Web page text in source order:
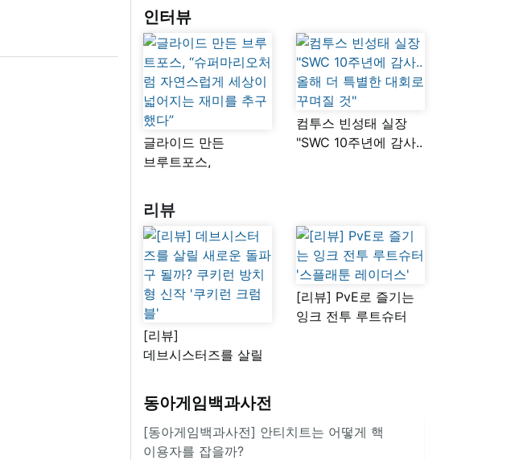
인터뷰
글라이드 만든
브루트포스,
자연스럽게 세상이
넓어지는 재미를
추구했다”
컴투스 빈성태 실장
"SWC 10주년에 감사..
리뷰
[리뷰]
데브시스터즈를 살릴
쿠키런 방치형 신작
'쿠키런 크럼블'
[리뷰] PvE로 즐기는
잉크 전투 루트슈터
동아게임백과사전
[동아게임백과사전] 안티치트는 어떻게 핵
이용자를 잡을까?